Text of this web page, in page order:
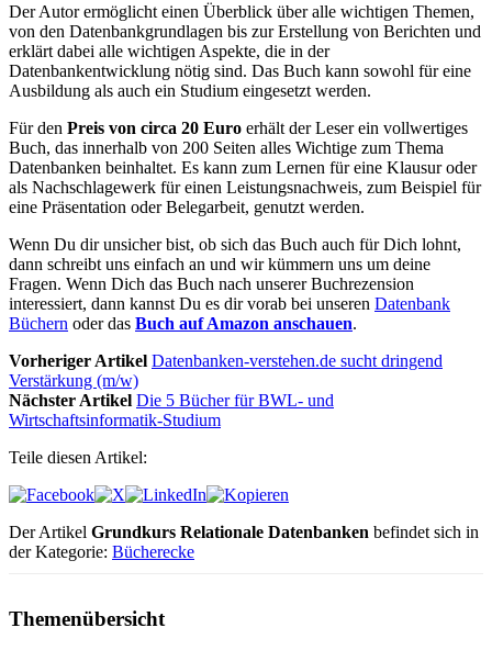
Der Autor ermöglicht einen Überblick über alle wichtigen Themen,
von den Datenbankgrundlagen bis zur Erstellung von Berichten und
erklärt dabei alle wichtigen Aspekte, die in der
Datenbankentwicklung nötig sind. Das Buch kann sowohl für eine
Ausbildung als auch ein Studium eingesetzt werden.
Für den Preis von circa 20 Euro erhält der Leser ein vollwertiges
Buch, das innerhalb von 200 Seiten alles Wichtige zum Thema
Datenbanken beinhaltet. Es kann zum Lernen für eine Klausur oder
als Nachschlagewerk für einen Leistungsnachweis, zum Beispiel für
eine Präsentation oder Belegarbeit, genutzt werden.
Wenn Du dir unsicher bist, ob sich das Buch auch für Dich lohnt,
dann schreibt uns einfach an und wir kümmern uns um deine
Fragen. Wenn Dich das Buch nach unserer Buchrezension
interessiert, dann kannst Du es dir vorab bei unseren Datenbank
Büchern oder das Buch auf Amazon anschauen.
Vorheriger Artikel Datenbanken-verstehen.de sucht dringend
Verstärkung (m/w)
Nächster Artikel Die 5 Bücher für BWL- und
Wirtschaftsinformatik-Studium
Teile diesen Artikel:
Der Artikel Grundkurs Relationale Datenbanken befindet sich in
der Kategorie: Bücherecke
Themenübersicht